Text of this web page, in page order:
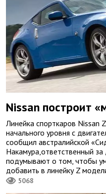
Nissan построит
Линейка спорткаров Nissan
начального уровня с
сообщил австралийской
Накамура,ответственный
подумывают о том, чтобы
добавить в линейку Z
5068